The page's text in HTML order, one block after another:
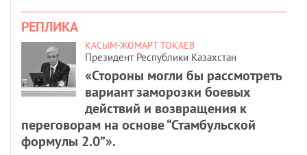
РЕПЛИКА
КАСЫМ-ЖОМАРТ ТОКАЕВ
Президент Республики Казахстан
«Стороны могли бы рассмотреть
вариант заморозки боевых
действий и возвращения к
переговорам на основе “Стамбульской
формулы 2.0”».